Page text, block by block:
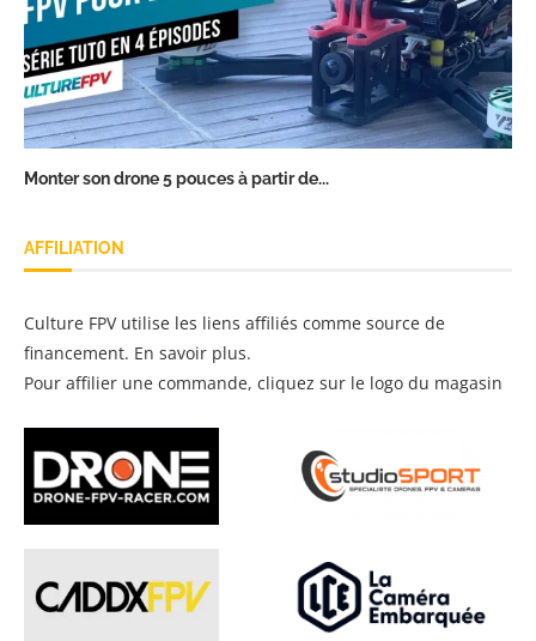
Monter son drone 5 pouces à partir de...
AFFILIATION
Culture FPV utilise les liens affiliés comme source de
financement. En savoir plus.
Pour affilier une commande, cliquez sur le logo du magasin